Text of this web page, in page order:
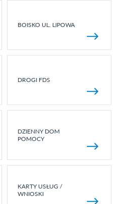
BOISKO UL. LIPOWA
DROGI FDS
DZIENNY DOM
POMOCY
KARTY USŁUG /
WNIOSKI